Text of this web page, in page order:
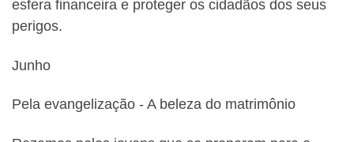
esfera financeira e proteger os cidadãos dos seus
perigos.
Junho
Pela evangelização ‐ A beleza do matrimônio